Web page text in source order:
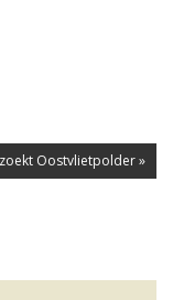
Oostvlietpolder »